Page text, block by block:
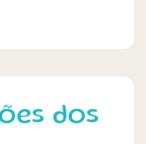
dos